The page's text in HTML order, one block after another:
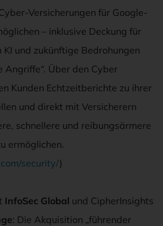
Versicherungen für Google-
– inklusive Deckung für
KI und zukünftige Bedrohungen
Über den Cyber
Kunden Echtzeitberichte zu ihrer
und direkt mit Versicherern
schnellere und reibungsärmere
ermöglichen.
security/)
InfoSec Global und CipherInsights
: Die Akquisition „führender